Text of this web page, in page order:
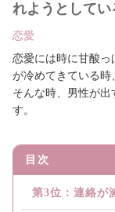
れようとして
恋愛
恋愛には時に甘酸っ
が冷めてきている時
そんな時、男性が出
す。
目次
第3位：連絡が